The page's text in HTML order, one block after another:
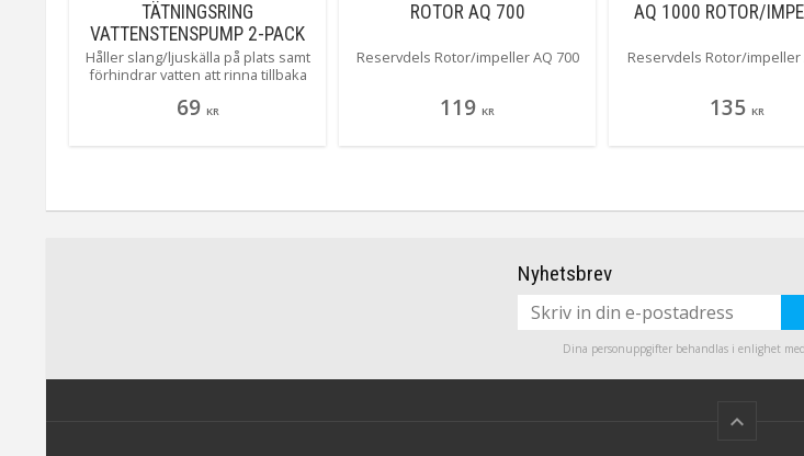
TÄTNINGSRING
VATTENSTENSPUMP 2-PACK
40MM
Håller slang/ljuskälla på plats samt
förhindrar vatten att rinna tillbaka
foam-material. Levereras utan slang
69 KR
ROTOR AQ 700
Reservdels Rotor/impeller AQ 700
119 KR
AQ 1000 ROTOR/
Reservdels Rotor/impeller
135 KR
Nyhetsbrev
Dina personuppgifter behandlas i enlighet
keyboard_arrow_up